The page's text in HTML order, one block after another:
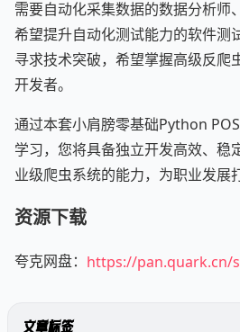
需要自动化采集数据的数据分析师
希望提升自动化测试能力的软件测
寻求技术突破，希望掌握高级反爬
开发者。
通过本套小肩膀零基础Python
学习，您将具备独立开发高效、稳
业级爬虫系统的能力，为职业发展
资源下载
夸克网盘： https://pan.quark.cn/
文章标签